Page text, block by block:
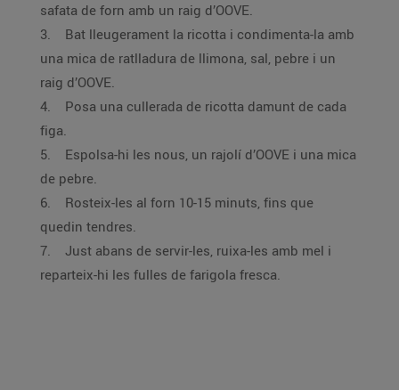
safata de forn amb un raig d’OOVE.
3. Bat lleugerament la ricotta i condimenta-la amb
una mica de ratlladura de llimona, sal, pebre i un
raig d’OOVE.
4. Posa una cullerada de ricotta damunt de cada
figa.
5. Espolsa-hi les nous, un rajolí d’OOVE i una mica
de pebre.
6. Rosteix-les al forn 10-15 minuts, fins que
quedin tendres.
7. Just abans de servir-les, ruixa-les amb mel i
reparteix-hi les fulles de farigola fresca.